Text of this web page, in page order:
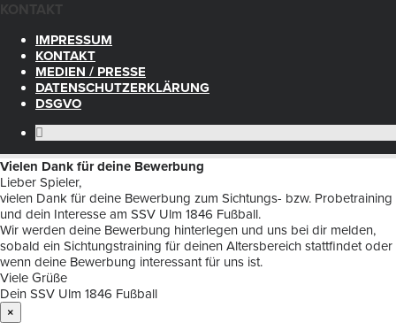
KONTAKT
IMPRESSUM
KONTAKT
MEDIEN / PRESSE
DATENSCHUTZERKLÄRUNG
DSGVO
Vielen Dank für deine Bewerbung
Lieber Spieler,
vielen Dank für deine Bewerbung zum Sichtungs- bzw. Probetraining
und dein Interesse am SSV Ulm 1846 Fußball.
Wir werden deine Bewerbung hinterlegen und uns bei dir melden,
sobald ein Sichtungstraining für deinen Altersbereich stattfindet oder
wenn deine Bewerbung interessant für uns ist.
Viele Grüße
Dein SSV Ulm 1846 Fußball
×